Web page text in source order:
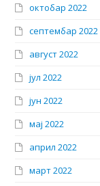
октобар 2022
септембар 2022
август 2022
јул 2022
јун 2022
мај 2022
април 2022
март 2022